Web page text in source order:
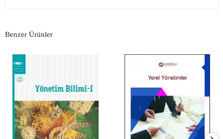
Benzer Ürünler